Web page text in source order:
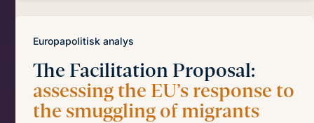
Europapolitisk analys
The Facilitation Proposal:
assessing the EU’s response to
the smuggling of migrants